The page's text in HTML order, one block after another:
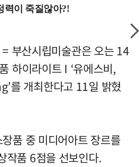
부산시립미술관은 오는 14
하이라이트 I ‘유에스비,
개최한다고 11일 밝혔
품 중 미디어아트 장르를
작품 6점을 선보인다.